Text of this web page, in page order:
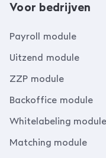
Voor bedrijven
Payroll module
Uitzend module
ZZP module
Backoffice module
Whitelabeling module
Matching module